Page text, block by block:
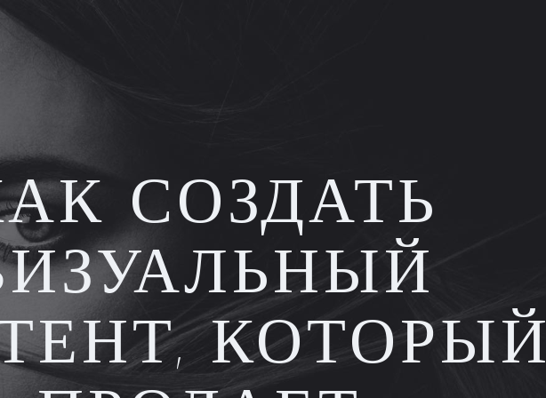
СОЗДАТЬ
КОТОРЫЙ